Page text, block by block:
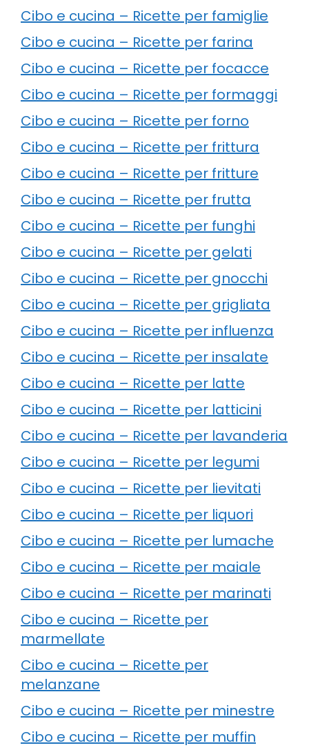
Cibo e cucina – Ricette per famiglie
Cibo e cucina – Ricette per farina
Cibo e cucina – Ricette per focacce
Cibo e cucina – Ricette per formaggi
Cibo e cucina – Ricette per forno
Cibo e cucina – Ricette per frittura
Cibo e cucina – Ricette per fritture
Cibo e cucina – Ricette per frutta
Cibo e cucina – Ricette per funghi
Cibo e cucina – Ricette per gelati
Cibo e cucina – Ricette per gnocchi
Cibo e cucina – Ricette per grigliata
Cibo e cucina – Ricette per influenza
Cibo e cucina – Ricette per insalate
Cibo e cucina – Ricette per latte
Cibo e cucina – Ricette per latticini
Cibo e cucina – Ricette per lavanderia
Cibo e cucina – Ricette per legumi
Cibo e cucina – Ricette per lievitati
Cibo e cucina – Ricette per liquori
Cibo e cucina – Ricette per lumache
Cibo e cucina – Ricette per maiale
Cibo e cucina – Ricette per marinati
Cibo e cucina – Ricette per
marmellate
Cibo e cucina – Ricette per
melanzane
Cibo e cucina – Ricette per minestre
Cibo e cucina – Ricette per muffin